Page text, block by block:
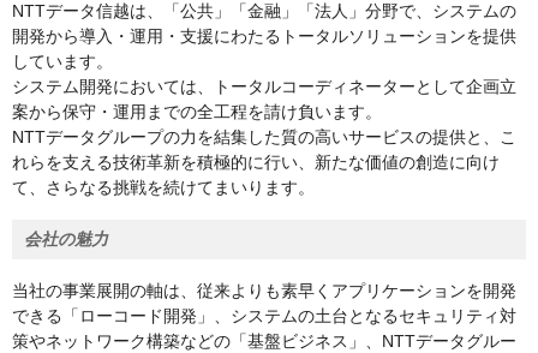
NTTデータ信越は、「公共」「金融」「法人」分野で、システムの
開発から​導入・運用・支援にわたるトータルソリューションを提供
しています。​
システム開発においては、トータルコーディネーターとして企画立
案から​保守・運用までの全工程を請け負います。
NTTデータグループの力を結集した質の高いサービスの提供と、こ
れらを支える技術革新を積極的に行い、新たな価値の創造に向け
て、さらなる挑戦を続けてまいります。
会社の魅力
当社の事業展開の軸は、従来よりも素早くアプリケーションを開発
できる「ローコード開発」、システムの土台となるセキュリティ対
策やネットワーク構築などの「基盤ビジネス」、NTTデータグルー